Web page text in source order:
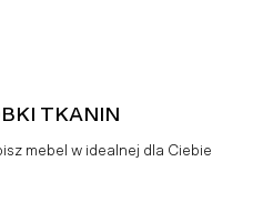
TKANIN
mebel w idealnej dla Ciebie